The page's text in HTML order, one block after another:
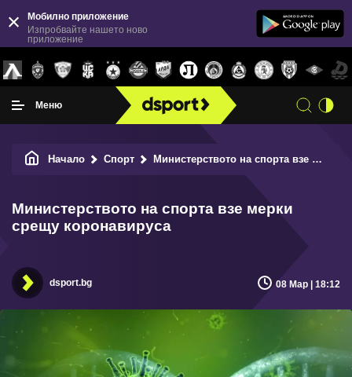
Мобилно приложение
Изпробвайте нашето ново
приложение
Меню
Начало Спорт Министерството на спорта взе мерки срещу коронавируса
Министерството на спорта взе мерки
срещу коронавируса
dsport.bg 08 Мар | 18:12